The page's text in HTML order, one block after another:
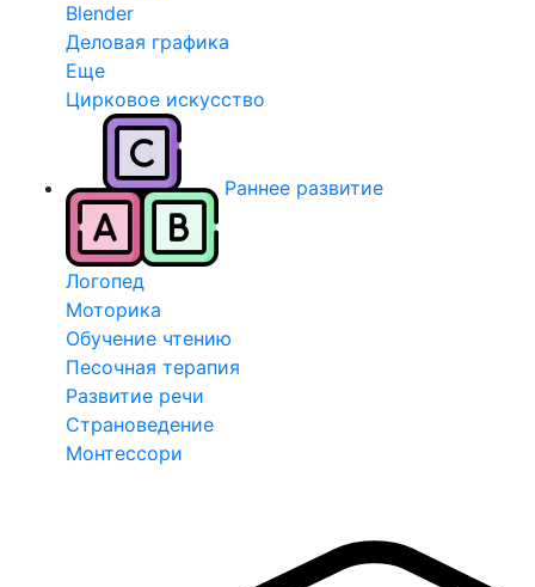
Blender
Деловая графика
Еще
Цирковое искусство
Раннее развитие
Логопед
Моторика
Обучение чтению
Песочная терапия
Развитие речи
Страноведение
Монтессори